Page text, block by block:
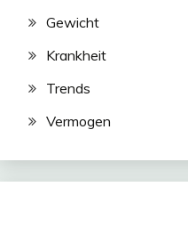
Gewicht
Krankheit
Trends
Vermogen